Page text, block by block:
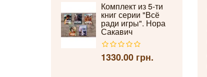
Комплект из 5-ти
книг серии "Всё
ради игры". Нора
Сакавич
1330.00 грн.